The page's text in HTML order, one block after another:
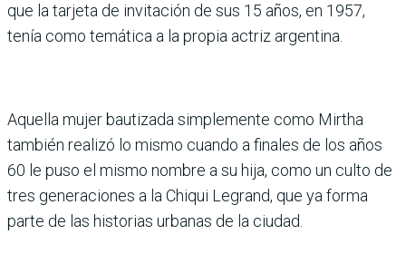
que la tarjeta de invitación de sus 15 años, en 1957,
tenía como temática a la propia actriz argentina.
Aquella mujer bautizada simplemente como Mirtha
también realizó lo mismo cuando a finales de los años
60 le puso el mismo nombre a su hija, como un culto de
tres generaciones a la Chiqui Legrand, que ya forma
parte de las historias urbanas de la ciudad.